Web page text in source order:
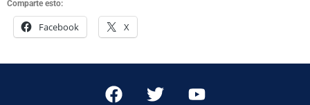
Comparte esto:
Facebook X